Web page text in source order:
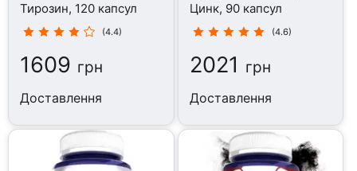
Тирозин, 120 капсул
(4.4)
1609 грн
Доставлення
Цинк, 90 капсул
(4.6)
2021 грн
Доставлення